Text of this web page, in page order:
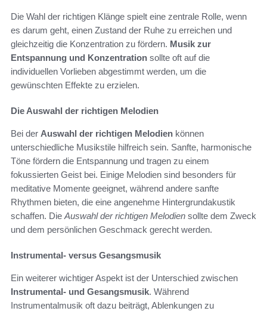
Die Wahl der richtigen Klänge spielt eine zentrale Rolle, wenn
es darum geht, einen Zustand der Ruhe zu erreichen und
gleichzeitig die Konzentration zu fördern. Musik zur
Entspannung und Konzentration sollte oft auf die
individuellen Vorlieben abgestimmt werden, um die
gewünschten Effekte zu erzielen.
Die Auswahl der richtigen Melodien
Bei der Auswahl der richtigen Melodien können
unterschiedliche Musikstile hilfreich sein. Sanfte, harmonische
Töne fördern die Entspannung und tragen zu einem
fokussierten Geist bei. Einige Melodien sind besonders für
meditative Momente geeignet, während andere sanfte
Rhythmen bieten, die eine angenehme Hintergrundakustik
schaffen. Die Auswahl der richtigen Melodien sollte dem Zweck
und dem persönlichen Geschmack gerecht werden.
Instrumental- versus Gesangsmusik
Ein weiterer wichtiger Aspekt ist der Unterschied zwischen
Instrumental- und Gesangsmusik. Während
Instrumentalmusik oft dazu beiträgt, Ablenkungen zu